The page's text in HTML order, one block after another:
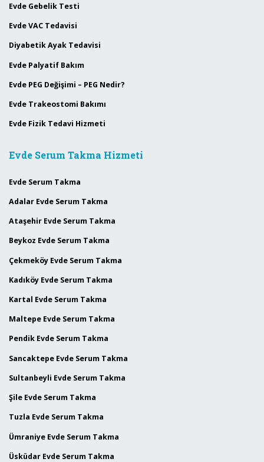
Evde Gebelik Testi
Evde VAC Tedavisi
Diyabetik Ayak Tedavisi
Evde Palyatif Bakım
Evde PEG Değişimi – PEG Nedir?
Evde Trakeostomi Bakımı
Evde Fizik Tedavi Hizmeti
Evde Serum Takma Hizmeti
Evde Serum Takma
Adalar Evde Serum Takma
Ataşehir Evde Serum Takma
Beykoz Evde Serum Takma
Çekmeköy Evde Serum Takma
Kadıköy Evde Serum Takma
Kartal Evde Serum Takma
Maltepe Evde Serum Takma
Pendik Evde Serum Takma
Sancaktepe Evde Serum Takma
Sultanbeyli Evde Serum Takma
Şile Evde Serum Takma
Tuzla Evde Serum Takma
Ümraniye Evde Serum Takma
Üsküdar Evde Serum Takma